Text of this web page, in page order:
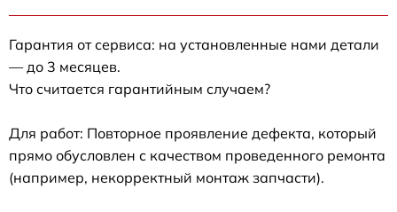
Гарантия от сервиса: на установленные нами детали
— до 3 месяцев.
Что считается гарантийным случаем?
Для работ: Повторное проявление дефекта, который
прямо обусловлен с качеством проведенного ремонта
(например, некорректный монтаж запчасти).